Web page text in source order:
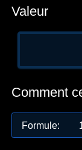
Valeur
Comment
Formule: